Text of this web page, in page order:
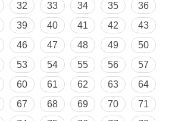
32 33 34 35
36
39 40 41 42
43
46 47 48 49
50
53 54 55 56
57
60 61 62 63
64
67 68 69 70
71